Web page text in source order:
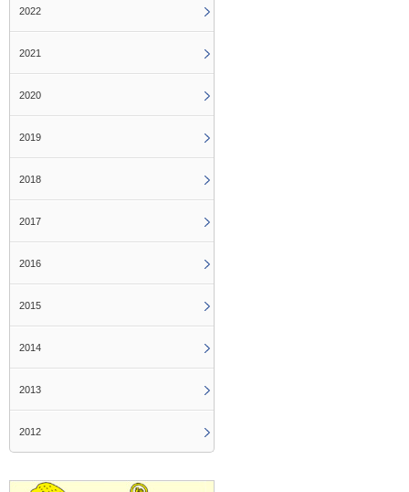
2022
2021
2020
2019
2018
2017
2016
2015
2014
2013
2012